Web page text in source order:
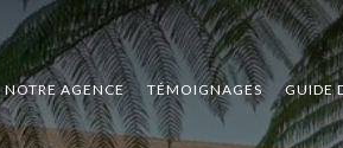
NOTRE AGENCE TÉMOIGNAGES GUIDE